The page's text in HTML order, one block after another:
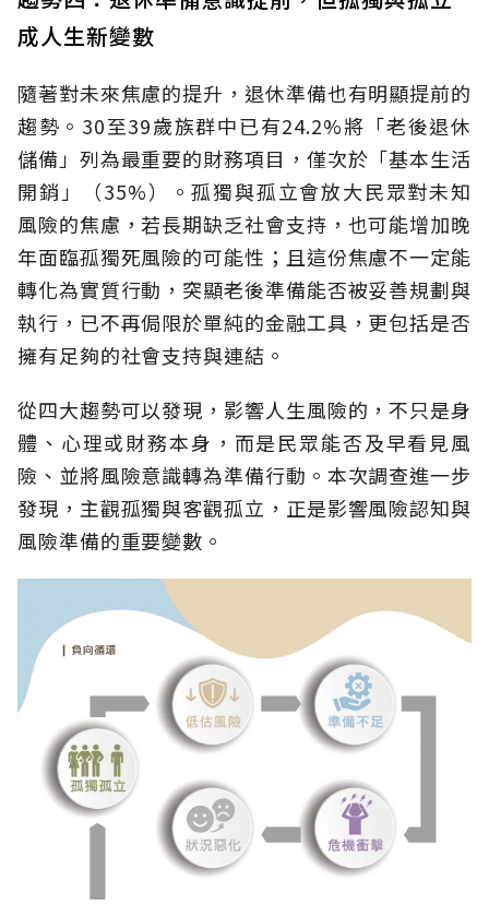
成人生新變數
隨著對未來焦慮的提升，退休準備也有明顯提前的
趨勢。30至39歲族群中已有24.2%將「老後退休
儲備」列為最重要的財務項目，僅次於「基本生活
開銷」（35%）。孤獨與孤立會放大民眾對未知
風險的焦慮，若長期缺乏社會支持，也可能增加晚
年面臨孤獨死風險的可能性；且這份焦慮不一定能
轉化為實質行動，突顯老後準備能否被妥善規劃與
執行，已不再侷限於單純的金融工具，更包括是否
擁有足夠的社會支持與連結。
從四大趨勢可以發現，影響人生風險的，不只是身
體、心理或財務本身，而是民眾能否及早看見風
險、並將風險意識轉為準備行動。本次調查進一步
發現，主觀孤獨與客觀孤立，正是影響風險認知與
風險準備的重要變數。